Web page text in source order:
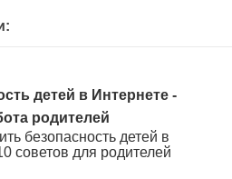
безопасность детей в
советов для родителей